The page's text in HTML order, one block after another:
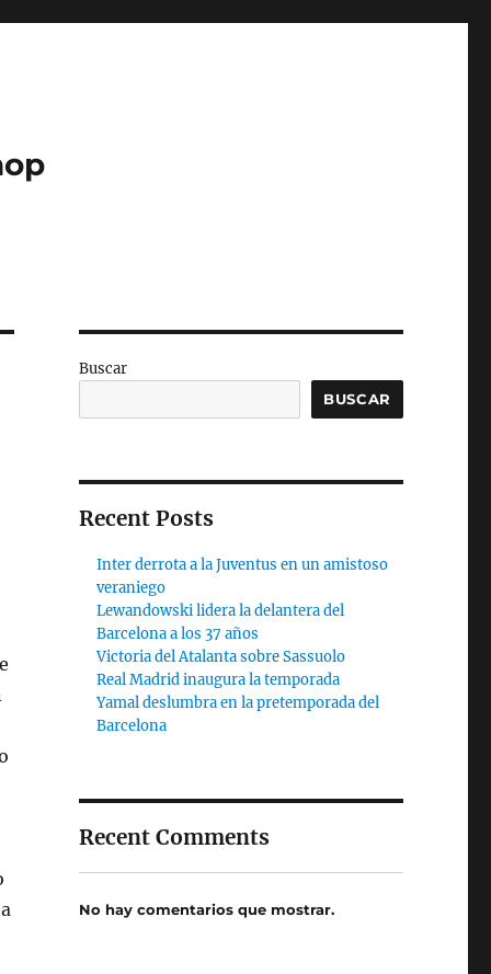
Buscar
BUSCAR
Recent Posts
Inter derrota a la Juventus en un amistoso
veraniego
Lewandowski lidera la delantera del
Barcelona a los 37 años
Victoria del Atalanta sobre Sassuolo
Real Madrid inaugura la temporada
Yamal deslumbra en la pretemporada del
Barcelona
Recent Comments
No hay comentarios que mostrar.